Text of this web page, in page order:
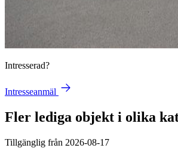
Intresserad?
Intresseanmäl
Fler lediga objekt i olika
Tillgänglig från 2026-08-17